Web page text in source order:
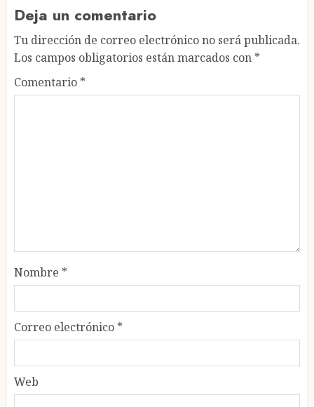
Deja un comentario
Tu dirección de correo electrónico no será publicada.
Los campos obligatorios están marcados con *
Comentario *
Nombre *
Correo electrónico *
Web